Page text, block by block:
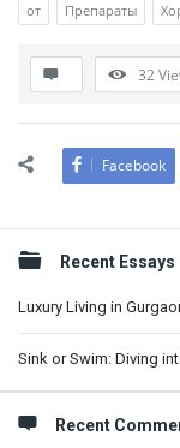
от Препараты
32
Facebook
Sidebar
Recent Essays
Luxury Living in
Sink or Swim: Diving
Recent